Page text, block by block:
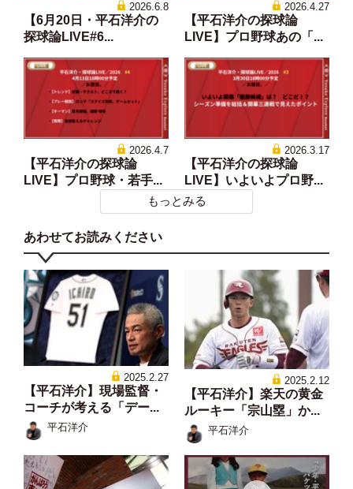
2026.6.8
【6月20日・平石洋介の
探球論LIVE#6...
2026.4.27
【平石洋介の探球論
LIVE】プロ野球あの「...
2026.4.7
【平石洋介の探球論
LIVE】プロ野球・若手...
2026.3.17
【平石洋介の探球論
LIVE】いよいよプロ野...
もっとみる
あわせてお読みください
2025.2.27
【平石洋介】現場監督・
コーチが考える「デー...
平石洋介
2025.2.12
【平石洋介】楽天の黄金
ルーキー「宗山塁」か...
平石洋介